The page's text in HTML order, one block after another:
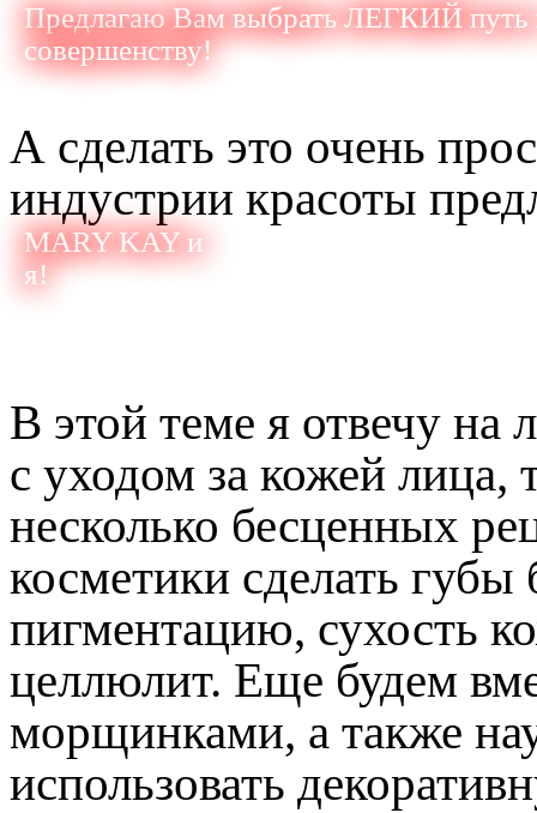
Предлагаю Вам выбрать ЛЕГКИЙ путь
совершенству!
А сделать это очень
индустрии красоты
MARY KAY и
я!
В этой теме я отвечу
с уходом за кожей
несколько бесценных
косметики сделать
пигментацию, сухость
целлюлит. Еще будем
морщинками, а также
использовать